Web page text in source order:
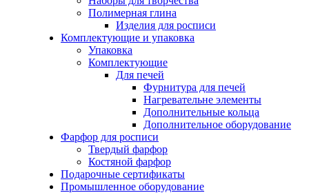
Полимерная глина
Изделия для росписи
Комплектующие и упаковка
Упаковка
Комплектующие
Для печей
Фурнитура для печей
Нагревательне элементы
Дополнительные кольца
Дополнительное оборудование
Фарфор для росписи
Твердый фарфор
Костяной фарфор
Подарочные сертификаты
Промышленное оборудование